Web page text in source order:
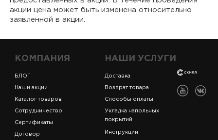
акции цена может быть изменена относительно
заявленной в акции.
КОМПАНИЯ
БЛОГ
Наши акции
Каталог товаров
Сотрудничество
Сертификаты
Договор
НАШИ УСЛУГИ
Доставка
Возврат товара
Способы оплаты
Укладка напольных
покрытий
Инструкции